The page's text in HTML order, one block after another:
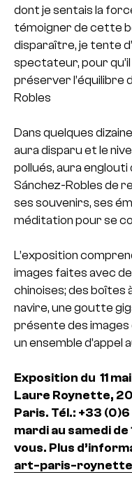
dont je sentais la
témoigner de cette
disparaître, je tente
spectateur, pour
préserver l’équilibre
Robles
Dans quelques
aura disparu et le
pollués, aura
Sánchez-Robles de
ses souvenirs, ses
méditation pour se
L’exposition
images faites avec
chinoises; des boîtes
navire, une goutte
présente des
un ensemble d’appel
Exposition du 11
Laure Roynette,
Paris. Tél.: +33
mardi au samedi
vous. Plus
art-paris-